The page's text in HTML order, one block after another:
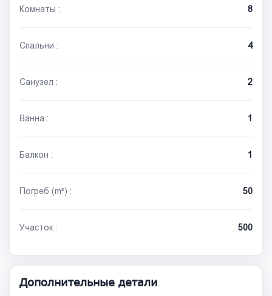
Комнаты : 8
Спальни : 4
Санузел : 2
Ванна : 1
Балкон : 1
Погреб (m²) : 50
Участок : 500
Дополнительные детали